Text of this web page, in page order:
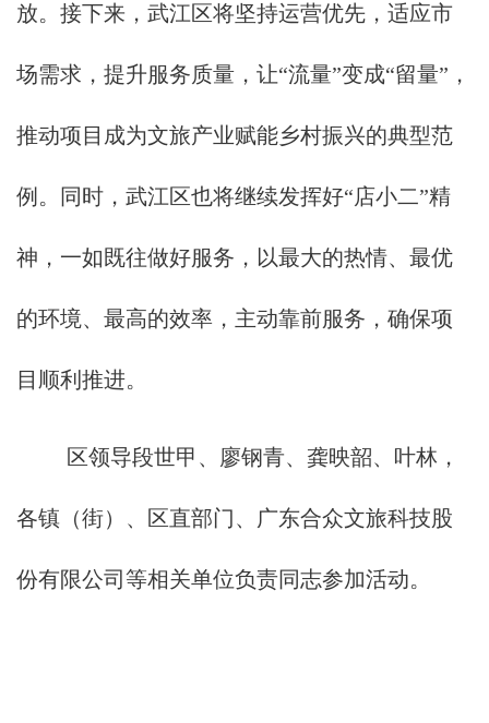
放。接下来，武江区将坚持运营优先，适应市
场需求，提升服务质量，让“流量”变成“留量”，
推动项目成为文旅产业赋能乡村振兴的典型范
例。同时，武江区也将继续发挥好“店小二”精
神，一如既往做好服务，以最大的热情、最优
的环境、最高的效率，主动靠前服务，确保项
目顺利推进。
区领导段世甲、廖钢青、龚映韶、叶林，
各镇（街）、区直部门、广东合众文旅科技股
份有限公司等相关单位负责同志参加活动。